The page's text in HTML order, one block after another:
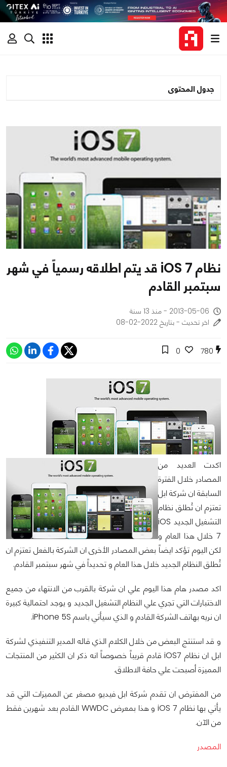
جدول المحتوى
نظام iOS 7 قد يتم اطلاقه رسمياً في شهر
سبتمبر القادم
2013-05-06 - منذ 13 سنة
اخر تحديث - بتاريخ 2022-02-08
780
0
اكدت العديد من
المصادر خلال الفترة
السابقة ان شركة ابل
تعتزم ان تُطلق نظام
التشغيل الجديد iOS
7 خلال هذا العام و
لكن اليوم تؤكد ايضاً بعض المصادر الأخرى ان الشركة بالفعل تعتزم ان
تُطلق النظام الجديد خلال هذا العام و تحديداً في شهر سبتمبر القادم.
اكد مصدر هام هذا اليوم علي ان شركة بالقرب من الانتهاء من جميع
الاختبارات التي تجري علي النظام التشغيل الجديد و يوجد احتمالية كبيرة
ان نريه بهاتف الشركة القادم و الذي سيأتي باسم iPhone 5S.
و قد استنتج البعض من خلال الكلام الذي قاله المدير التنفيذي لشركة
ابل ان نظام iOS7 قادم قريباً خصوصاً انه ذكر ان الكثير من المنتجات
المميزة أصبحت علي حافة الاطلاق.
من المفترض ان تقدم شركة ابل فيديو مصغر عن المميزات التي قد
يأتي بها نظام iOS 7 و هذا بمعرض WWDC القادم بعد شهرين فقط
من الآن.
المصدر